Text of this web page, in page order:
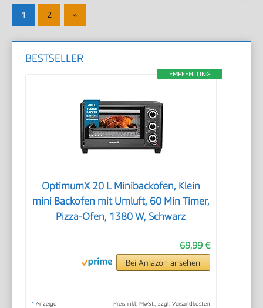
Seitennummerierung
der
Beiträge
1 2
Nächste
Beiträge
»
BESTSELLER
EMPFEHLUNG
OptimumX 20 L Minibackofen, Klein
mini Backofen mit Umluft, 60 Min Timer,
Pizza-Ofen, 1380 W, Schwarz
69,99 €
Bei Amazon ansehen
* Anzeige Preis inkl. MwSt., zzgl. Versandkosten